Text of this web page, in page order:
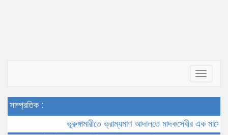
Toggle
সাম্প্রতিক :
ভূরুঙ্গামারীতে ভ্রাম্যমাণ আদালতে মাদকসেবীর এক মাসের